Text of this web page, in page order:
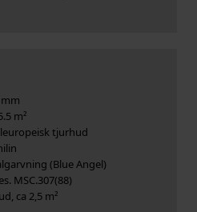
mm
m²
tjurhud
(Blue Angel)
MSC.307(88)
ca 2,5 m²